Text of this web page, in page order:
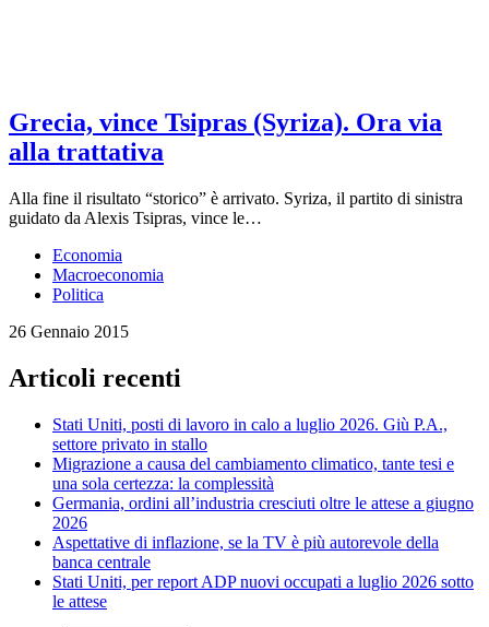
Grecia, vince Tsipras (Syriza). Ora via
alla trattativa
Alla fine il risultato “storico” è arrivato. Syriza, il partito di sinistra
guidato da Alexis Tsipras, vince le…
Economia
Macroeconomia
Politica
26 Gennaio 2015
Articoli recenti
Stati Uniti, posti di lavoro in calo a luglio 2026. Giù P.A.,
settore privato in stallo
Migrazione a causa del cambiamento climatico, tante tesi e
una sola certezza: la complessità
Germania, ordini all’industria cresciuti oltre le attese a giugno
2026
Aspettative di inflazione, se la TV è più autorevole della
banca centrale
Stati Uniti, per report ADP nuovi occupati a luglio 2026 sotto
le attese